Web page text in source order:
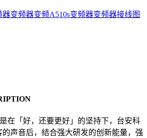
器变频器变频A510s变频器变频器接线图
在「好，还要更好」的坚持下，台安科
声音后，结合强大研发的创新能量，强